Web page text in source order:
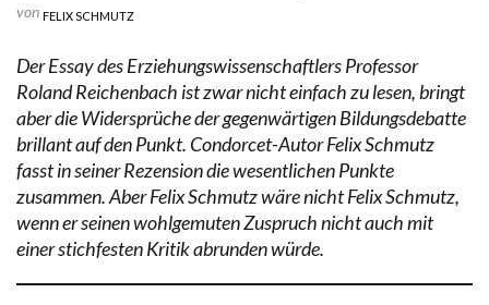
von FELIX SCHMUTZ
Der Essay des Erziehungswissenschaftlers Professor
Roland Reichenbach ist zwar nicht einfach zu lesen, bringt
aber die Widersprüche der gegenwärtigen Bildungsdebatte
brillant auf den Punkt. Condorcet-Autor Felix Schmutz
fasst in seiner Rezension die wesentlichen Punkte
zusammen. Aber Felix Schmutz wäre nicht Felix Schmutz,
wenn er seinen wohlgemuten Zuspruch nicht auch mit
einer stichfesten Kritik abrunden würde.